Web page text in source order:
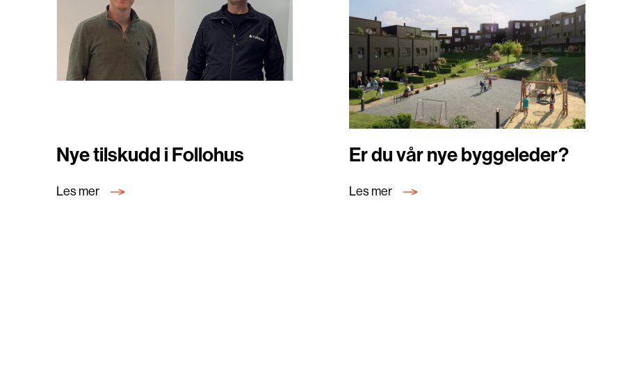
Nye tilskudd i Follohus
Les mer
Er du vår nye byggeleder?
Les mer